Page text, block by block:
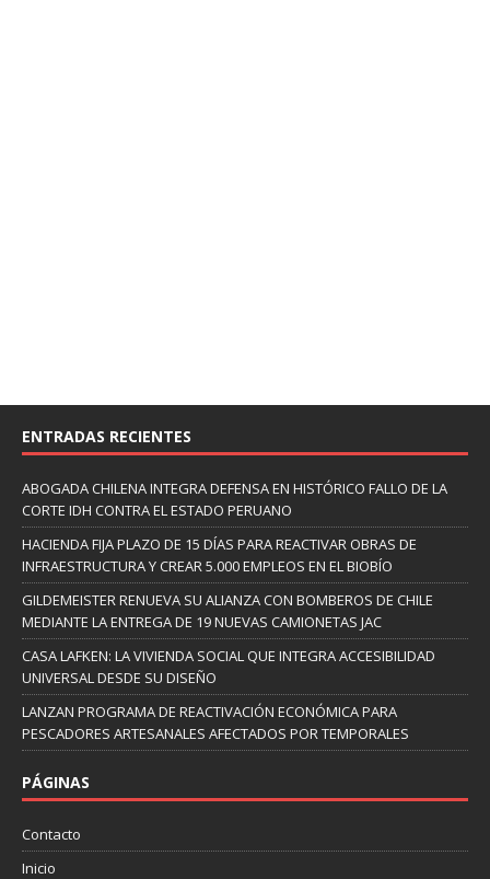
ENTRADAS RECIENTES
ABOGADA CHILENA INTEGRA DEFENSA EN HISTÓRICO FALLO DE LA
CORTE IDH CONTRA EL ESTADO PERUANO
HACIENDA FIJA PLAZO DE 15 DÍAS PARA REACTIVAR OBRAS DE
INFRAESTRUCTURA Y CREAR 5.000 EMPLEOS EN EL BIOBÍO
GILDEMEISTER RENUEVA SU ALIANZA CON BOMBEROS DE CHILE
MEDIANTE LA ENTREGA DE 19 NUEVAS CAMIONETAS JAC
CASA LAFKEN: LA VIVIENDA SOCIAL QUE INTEGRA ACCESIBILIDAD
UNIVERSAL DESDE SU DISEÑO
LANZAN PROGRAMA DE REACTIVACIÓN ECONÓMICA PARA
PESCADORES ARTESANALES AFECTADOS POR TEMPORALES
PÁGINAS
Contacto
Inicio